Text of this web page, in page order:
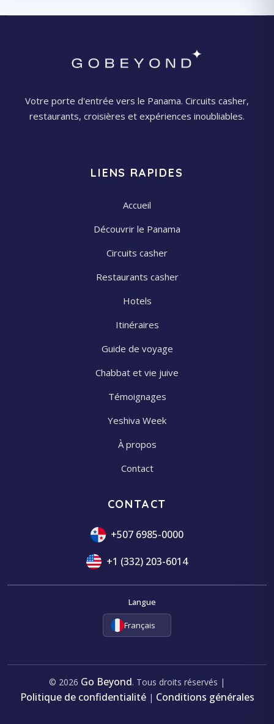
Votre porte d'entrée vers le Panama. Circuits casher,
restaurants, croisières et expériences inoubliables.
LIENS RAPIDES
Accueil
Découvrir le Panama
Circuits casher
Restaurants casher
Hotels
Itinéraires
Guide de voyage
Chabbat et vie juive
Témoignages
Yeshiva Week
À propos
Contact
CONTACT
+507 6985-0000
+1 (332) 203-6014
Langue
Français
© 2026 Go Beyond. Tous droits réservés |
Politique de confidentialité| Conditions générales